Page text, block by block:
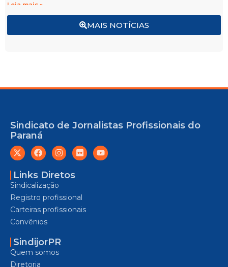
MAIS NOTÍCIAS
Leia mais »
Sindicato de Jornalistas Profissionais do
Paraná
Links Diretos
Sindicalização
Registro profissional
Carteiras profissionais
Convênios
SindijorPR
Quem somos
Diretoria